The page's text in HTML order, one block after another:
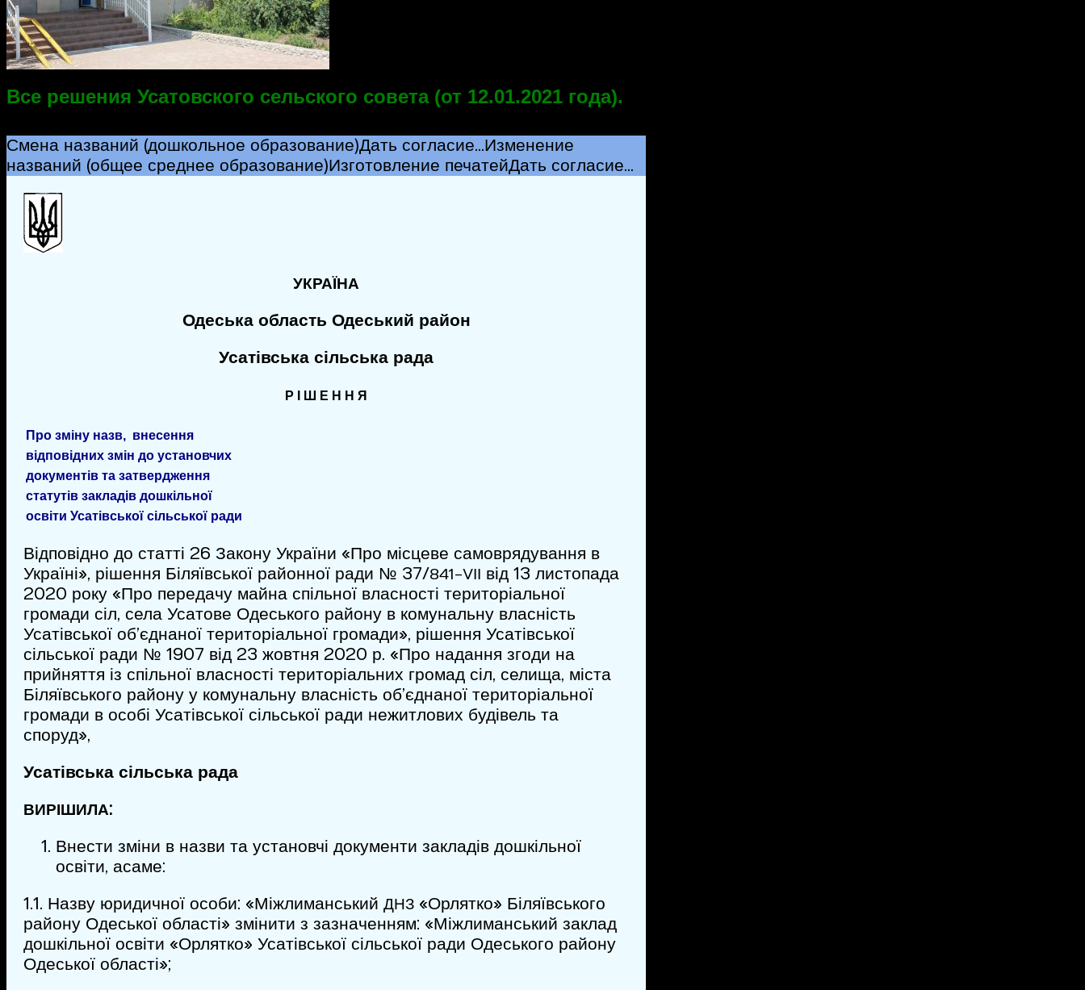
Все решения Усатовского сельского совета (от 12.01.2021 года).
Смена названий (дошкольное образование)Дать согласие…Изменение
названий (общее среднее образование)Изготовление печатейДать согласие…
УКРАЇНА
Одеська область Одеський район
Усатівська сільська рада
Р І Ш Е Н Н Я
Про зміну назв, внесення
відповідних змін до установчих
документів та затвердження
статутів закладів дошкільної
освіти Усатівської сільської ради
Відповідно до статті 26 Закону України «Про місцеве самоврядування в
Україні», рішення Біляївської районної ради № 37/841-VІІ від 13 листопада
2020 року «Про передачу майна спільної власності територіальної
громади сіл, села Усатове Одеського району в комунальну власність
Усатівської об’єднаної територіальної громади», рішення Усатівської
сільської ради № 1907 від 23 жовтня 2020 р. «Про надання згоди на
прийняття із спільної власності територіальних громад сіл, селища, міста
Біляївського району у комунальну власність об’єднаної територіальної
громади в особі Усатівської сільської ради нежитлових будівель та
споруд»,
Усатівська сільська рада
ВИРІШИЛА:
Внести зміни в назви та установчі документи закладів дошкільної
освіти, а саме:
1.1. Назву юридичної особи: «Міжлиманський ДНЗ«Орлятко» Біляївського
району Одеської області» змінити з зазначенням: «Міжлиманський заклад
дошкільної освіти «Орлятко» Усатівської сільської ради Одеського району
Одеської області»;